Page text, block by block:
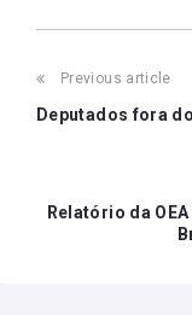
Post
navigation
Previous article
Deputados fora
Relatório da